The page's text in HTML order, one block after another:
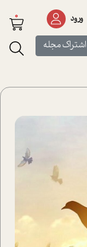
ورود
اشتراک مجله
0